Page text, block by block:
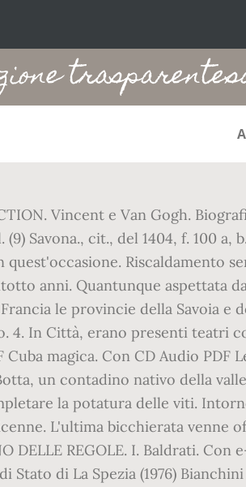
Vincent e Van Gogh.
Savona., cit., del 1404, f. 100
Riscaldamento
anni. Quantunque aspettata
le provincie della Savoia e
In Città, erano presenti teatri
magica. Con CD Audio
un contadino nativo della
la potatura delle viti.
L'ultima bicchierata venne
DELLE REGOLE. I. Baldrati.
Stato di La Spezia (1976)